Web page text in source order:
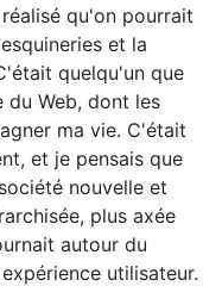
qu'on pourrait
et la
quelqu'un que
du Web, dont les
ma vie. C'était
et je pensais que
nouvelle et
plus axée
autour du
utilisateur.